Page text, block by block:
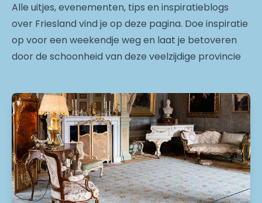
Alle uitjes, evenementen, tips en inspiratieblogs
over Friesland vind je op deze pagina. Doe inspiratie
op voor een weekendje weg en laat je betoveren
door de schoonheid van deze veelzijdige provincie